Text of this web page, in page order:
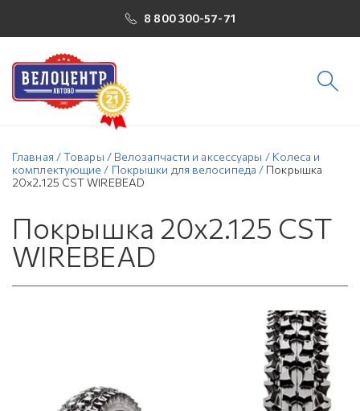
8 800 300-57-71
Главная /Товары / Велозапчасти и аксессуары / Колеса и
комплектующие / Покрышки для велосипеда / Покрышка
20х2.125 CST WIREBEAD
Покрышка 20х2.125 CST
WIREBEAD